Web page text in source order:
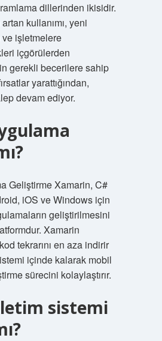
dillerinden ikisidir.
kullanımı, yeni
işletmelere
içgörülerden
gerekli becerilere sahip
yarattığından,
devam ediyor.
Geliştirme Xamarin, C#
iOS ve Windows için
geliştirilmesini
Xamarin
tekrarını en aza indirir
içinde kalarak mobil
sürecini kolaylaştırır.
sistemi